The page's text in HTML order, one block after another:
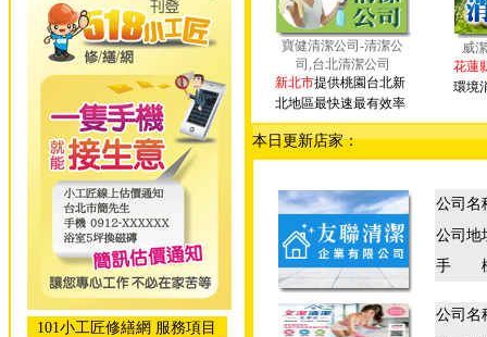
101小工匠修繕網 服務項目
寶健清潔公司-清潔公
司,台北清潔公司
新北市提供桃園台北新
北地區最快速最有效率
威
花蓮
環境
本日更新店家：
公司名
公司地
手
公司名